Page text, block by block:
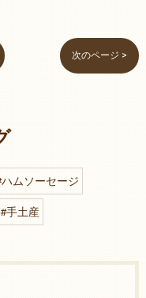
次のページ >
ムソーセージ
#手土産